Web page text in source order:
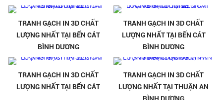
TRANH GẠCH IN 3D CHẤT
LƯỢNG NHẤT TẠI BẾN CÁT
BÌNH DƯƠNG
TRANH GẠCH IN 3D CHẤT
LƯỢNG NHẤT TẠI BẾN CÁT
BÌNH DƯƠNG
TRANH GẠCH IN 3D CHẤT
LƯỢNG NHẤT TẠI BẾN CÁT
TRANH GẠCH IN 3D CHẤT
LƯỢNG NHẤT TẠI THUẬN AN